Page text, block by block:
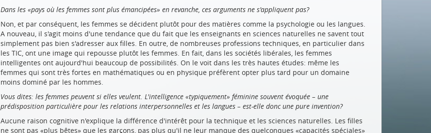
Dans les «pays où les femmes sont plus émancipées» en revanche, ces arguments ne s'appliquent pas?
Non, et par conséquent, les femmes se décident plutôt pour des matières comme la psychologie ou les langues.
A nouveau, il s'agit moins d'une tendance que du fait que les enseignants en sciences naturelles ne savent tout
simplement pas bien s'adresser aux filles. En outre, de nombreuses professions techniques, en particulier dans
les TIC, ont une image qui repousse plutôt les femmes. En fait, dans les sociétés libérales, les femmes
intelligentes ont aujourd'hui beaucoup de possibilités. On le voit dans les très hautes études: même les
femmes qui sont très fortes en mathématiques ou en physique préfèrent opter plus tard pour un domaine
moins dominé par les hommes.
Vous dites: les femmes peuvent si elles veulent. L'intelligence «typiquement» féminine souvent évoquée – une
prédisposition particulière pour les relations interpersonnelles et les langues – est-elle donc une pure invention?
Aucune raison cognitive n'explique la différence d'intérêt pour la technique et les sciences naturelles. Les filles
ne sont pas «plus bêtes» que les garçons, pas plus qu'il ne leur manque des quelconques «capacités spéciales»